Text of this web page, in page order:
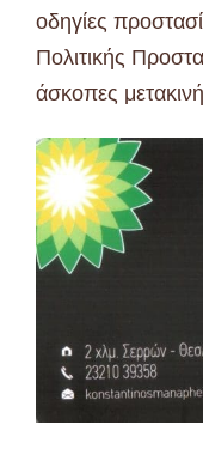
οδηγίες
Πολιτικής
άσκοπες